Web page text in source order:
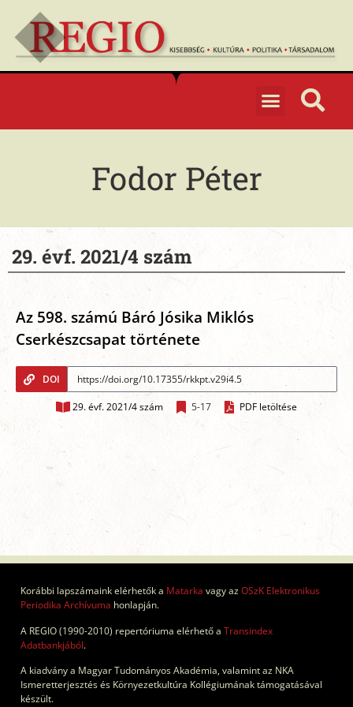
Fodor Péter
29. évf. 2021/4 szám
Az 598. számú Báró Jósika Miklós
Cserkészcsapat története
DOI
29. évf. 2021/4 szám 5-17 PDF letöltése
Korábbi lapszámaink elérhetők a Matarka vagy azOSzK Elektronikus
Periodika Archívuma honlapján.
A REGIO (1990-2010) repertóriuma elérhető a Transindex
Adatbankjából.
A kiadvány a Magyar Tudományos Akadémia, valamint az NKA
Ismeretterjesztés és Környezetkultúra Kollégiumának támogatásával
készült.